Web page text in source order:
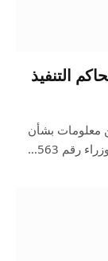
التنفيذ
معلومات بشأن
رقم 563…